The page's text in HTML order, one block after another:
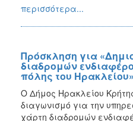
περισσότερα...
Πρόσκληση για
διαδρομών
πόλης του Ηρακλείου»
Ο Δήμος Ηρακλείου
διαγωνισμό για την
χάρτη διαδρομών